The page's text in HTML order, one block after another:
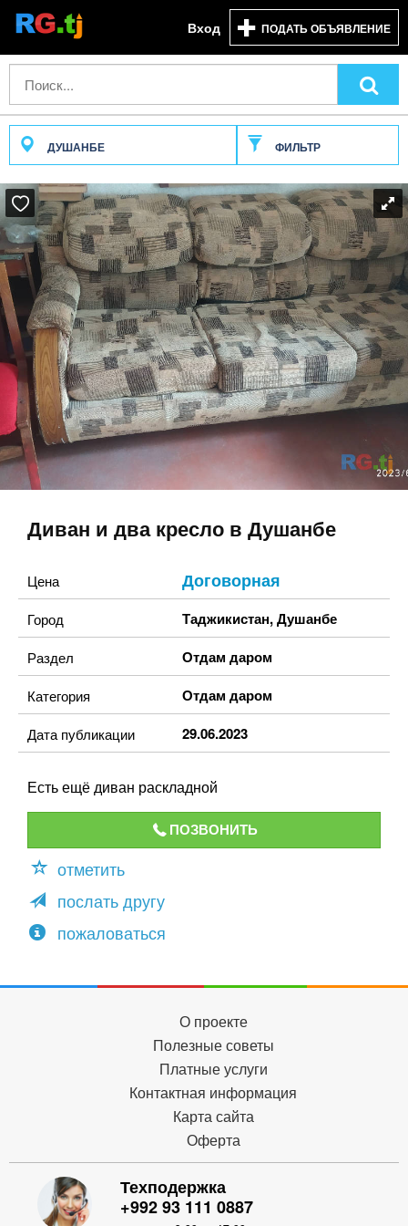
Вход ПОДАТЬ ОБЪЯВЛЕНИЕ
ДУШАНБЕ ФИЛЬТР
Диван и два кресло в Душанбе
Цена Договорная
Город Таджикистан,Душанбе
Раздел Отдам даром
Категория Отдам даром
Дата публикации 29.06.2023
Есть ещё диван раскладной
ПОЗВОНИТЬ
отметить
послать другу
пожаловаться
О проекте
Полезные советы
Платные услуги
Контактная информация
Карта сайта
Оферта
Техподержка
+992 93 111 0887